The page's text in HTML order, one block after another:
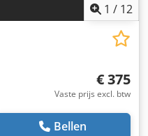
1 / 12
€ 375
Vaste prijs excl. btw
Bellen